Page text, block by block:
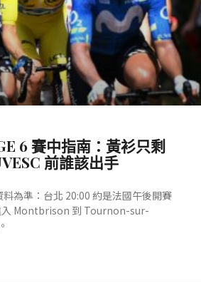
6 賽中指南：黃衫只剩
前誰該出手
為準：台北 20:00 約是法國午後開賽
入 Montbrison 到 Tournon-sur-